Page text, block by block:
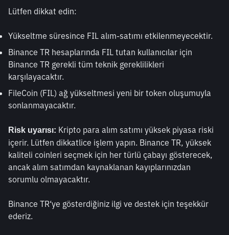
Lütfen dikkat edin:
Yükseltme süresince FIL alım-satımı etkilenmeyecektir.
Binance TR hesaplarında FIL tutan kullanıcılar için
Binance TR gerekli tüm teknik gereklilikleri
karşılayacaktır.
FileCoin (FIL) ağ yükseltmesi yeni bir token oluşumuyla
sonlanmayacaktır.
Risk uyarısı: Kripto para alım satımı yüksek piyasa riski
içerir. Lütfen dikkatlice işlem yapın. Binance TR, yüksek
kaliteli coinleri seçmek için her türlü çabayı gösterecek,
ancak alım satımdan kaynaklanan kayıplarınızdan
sorumlu olmayacaktır.
Binance TR‘ye gösterdiğiniz ilgi ve destek için teşekkür
ederiz.